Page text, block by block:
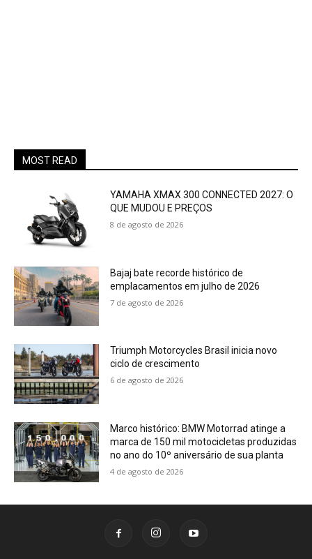
MOST READ
YAMAHA XMAX 300 CONNECTED 2027: O
QUE MUDOU E PREÇOS
8 de agosto de 2026
Bajaj bate recorde histórico de
emplacamentos em julho de 2026
7 de agosto de 2026
Triumph Motorcycles Brasil inicia novo
ciclo de crescimento
6 de agosto de 2026
Marco histórico: BMW Motorrad atinge a
marca de 150 mil motocicletas produzidas
no ano do 10º aniversário de sua planta
4 de agosto de 2026